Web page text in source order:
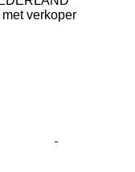
verkoper